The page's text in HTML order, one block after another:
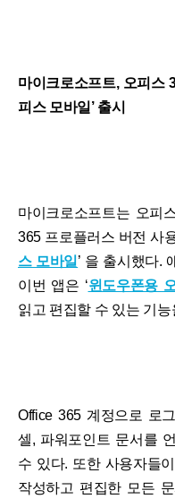
마이크로소프트, 오피스
피스 모바일’ 출시
마이크로소프트는 오피
365 프로플러스 버전 사
스 모바일 ’ 을 출시했다.
이번 앱은 ‘윈도우폰용
읽고 편집할 수 있는 기
Office 365 계정으로 로
셀, 파워포인트 문서를
수 있다. 또한 사용자들
작성하고 편집한 모든